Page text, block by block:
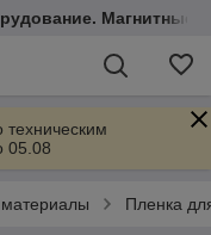
Магнитные
05.08
Пленка